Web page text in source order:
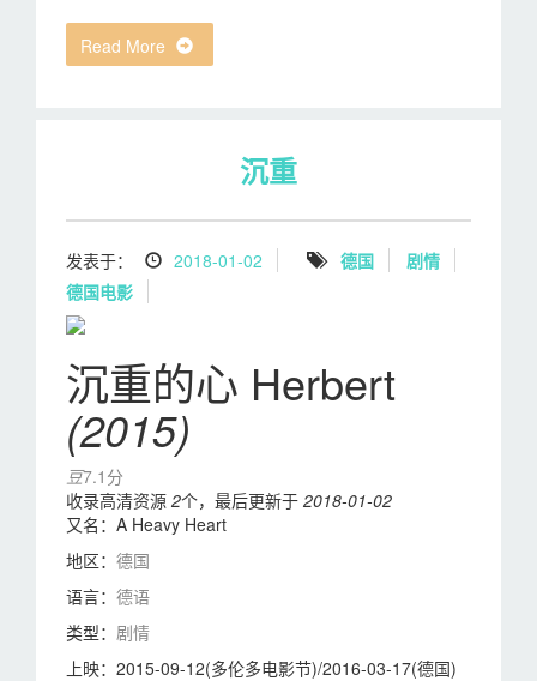
Read More
沉重
发表于： 2018-01-02 德国
剧情
德国电影
沉重的心 Herbert
(2015)
豆7.1分
收录高清资源 2个，最后更新于 2018-01-02
又名： A Heavy Heart
地区： 德国
语言： 德语
类型： 剧情
上映： 2015-09-12(多伦多电影节)/2016-03-17(德国)